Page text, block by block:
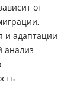
от
и адаптации
анализ